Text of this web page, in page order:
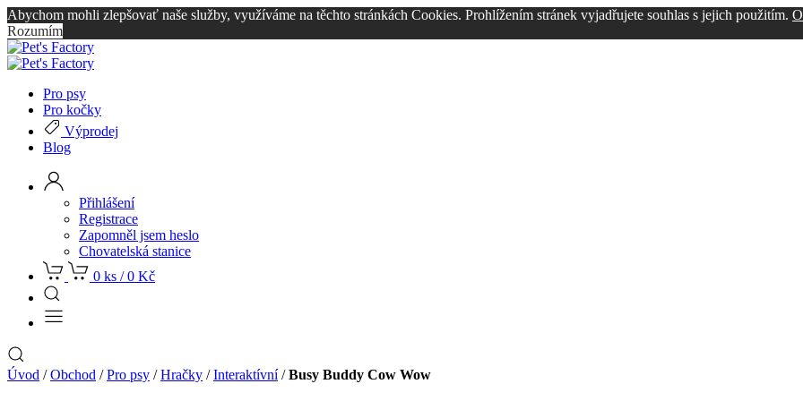
Abychom mohli zlepšovať naše služby, využíváme na těchto stránkách Cookies. Prohlížením stránek vyjadřujete souhlas s jejich použitím.
Rozumím
Pro psy
Pro kočky
Výprodej
Blog
Přihlášení
Registrace
Zapomněl jsem heslo
Chovatelská stanice
0 ks / 0 Kč
Úvod /Obchod /Pro psy /Hračky /Interaktívní/Busy Buddy Cow Wow